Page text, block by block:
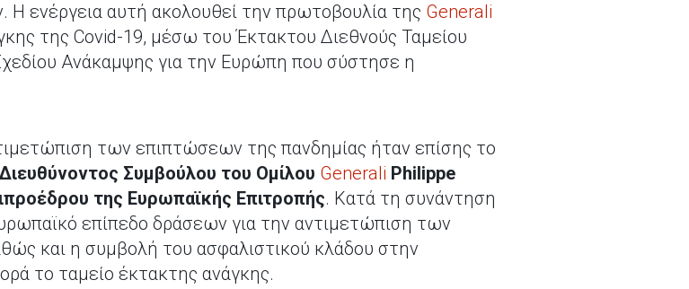
Η ενέργεια αυτή ακολουθεί την πρωτοβουλία της Generali
της Covid-19, μέσω του Έκτακτου Διεθνούς Ταμείου
Ανάκαμψης για την Ευρώπη που σύστησε η
των επιπτώσεων της πανδημίας ήταν επίσης το
Συμβούλου του Ομίλου Generali Philippe
της Ευρωπαϊκής Επιτροπής. Κατά τη συνάντηση
επίπεδο δράσεων για την αντιμετώπιση των
και η συμβολή του ασφαλιστικού κλάδου στην
το ταμείο έκτακτης ανάγκης.